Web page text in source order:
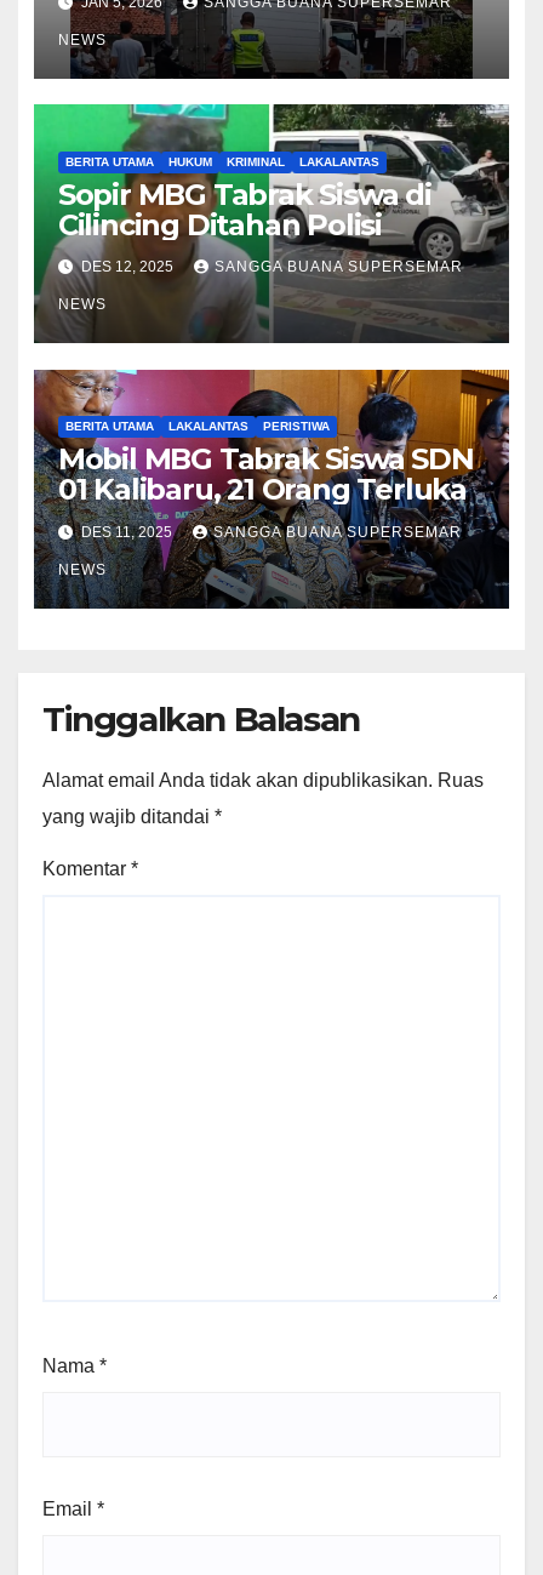
NEWS
BERITA UTAMA HUKUM KRIMINAL LAKALANTAS
Sopir MBG Tabrak Siswa di
Cilincing Ditahan Polisi
DES 12, 2025 SANGGA BUANA SUPERSEMAR
NEWS
BERITA UTAMA LAKALANTAS PERISTIWA
Mobil MBG Tabrak Siswa SDN
01 Kalibaru, 21 Orang Terluka
DES 11, 2025 SANGGA BUANA SUPERSEMAR
NEWS
Tinggalkan Balasan
Alamat email Anda tidak akan dipublikasikan. Ruas
yang wajib ditandai *
Komentar *
Nama *
Email *